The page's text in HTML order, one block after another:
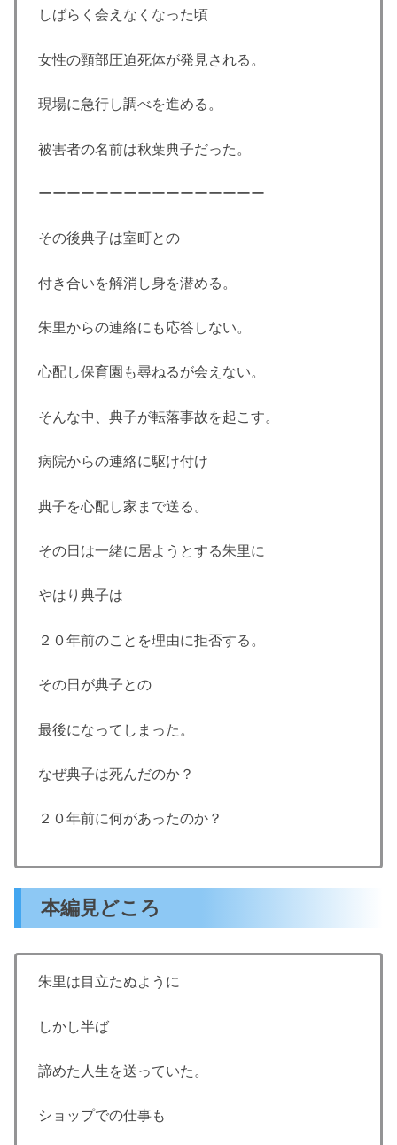
しばらく会えなくなった頃
女性の頸部圧迫死体が発見される。
現場に急行し調べを進める。
被害者の名前は秋葉典子だった。
ーーーーーーーーーーーーーーーー
その後典子は室町との
付き合いを解消し身を潜める。
朱里からの連絡にも応答しない。
心配し保育園も尋ねるが会えない。
そんな中、典子が転落事故を起こす。
病院からの連絡に駆け付け
典子を心配し家まで送る。
その日は一緒に居ようとする朱里に
やはり典子は
２０年前のことを理由に拒否する。
その日が典子との
最後になってしまった。
なぜ典子は死んだのか？
２０年前に何があったのか？
本編見どころ
朱里は目立たぬように
しかし半ば
諦めた人生を送っていた。
ショップでの仕事も